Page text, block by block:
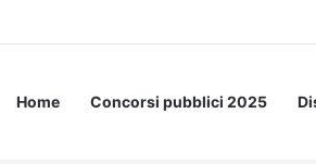
Pagati per Stare a Letto: ecco l’esperimento
Home Concorsi pubblici 2025